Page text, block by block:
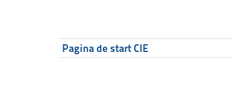
Pagina de start CIE